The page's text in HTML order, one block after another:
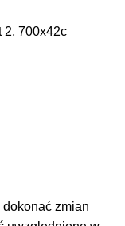
2, 700x42c
zmian